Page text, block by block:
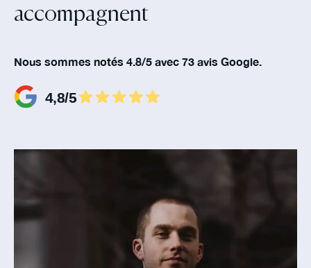
accompagnent‍
Nous sommes notés 4.8/5 avec 73 avis Google.